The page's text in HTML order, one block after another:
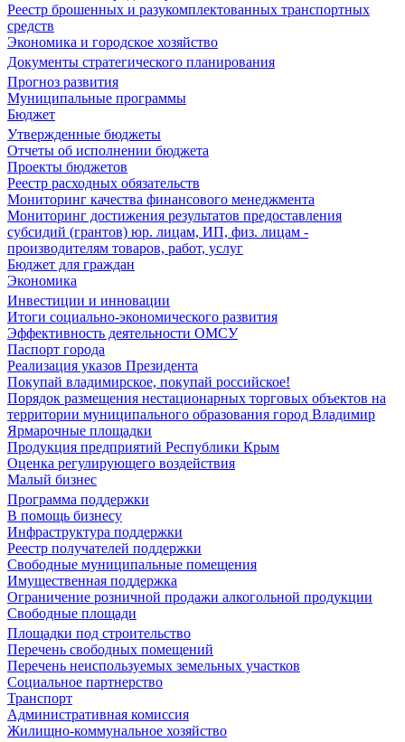
Реестр брошенных и разукомплектованных транспортных
средств
Экономика и городское хозяйство
Документы стратегического планирования
Прогноз развития
Муниципальные программы
Бюджет
Утвержденные бюджеты
Отчеты об исполнении бюджета
Проекты бюджетов
Реестр расходных обязательств
Мониторинг качества финансового менеджмента
Мониторинг достижения результатов предоставления
субсидий (грантов) юр. лицам, ИП, физ. лицам -
производителям товаров, работ, услуг
Бюджет для граждан
Экономика
Инвестиции и инновации
Итоги социально-экономического развития
Эффективность деятельности ОМСУ
Паспорт города
Реализация указов Президента
Покупай владимирское, покупай российское!
Порядок размещения нестационарных торговых объектов на
территории муниципального образования город Владимир
Ярмарочные площадки
Продукция предприятий Республики Крым
Оценка регулирующего воздействия
Малый бизнес
Программа поддержки
В помощь бизнесу
Инфраструктура поддержки
Реестр получателей поддержки
Свободные муниципальные помещения
Имущественная поддержка
Ограничение розничной продажи алкогольной продукции
Свободные площади
Площадки под строительство
Перечень свободных помещений
Перечень неиспользуемых земельных участков
Социальное партнерство
Транспорт
Административная комиссия
Жилищно-коммунальное хозяйство